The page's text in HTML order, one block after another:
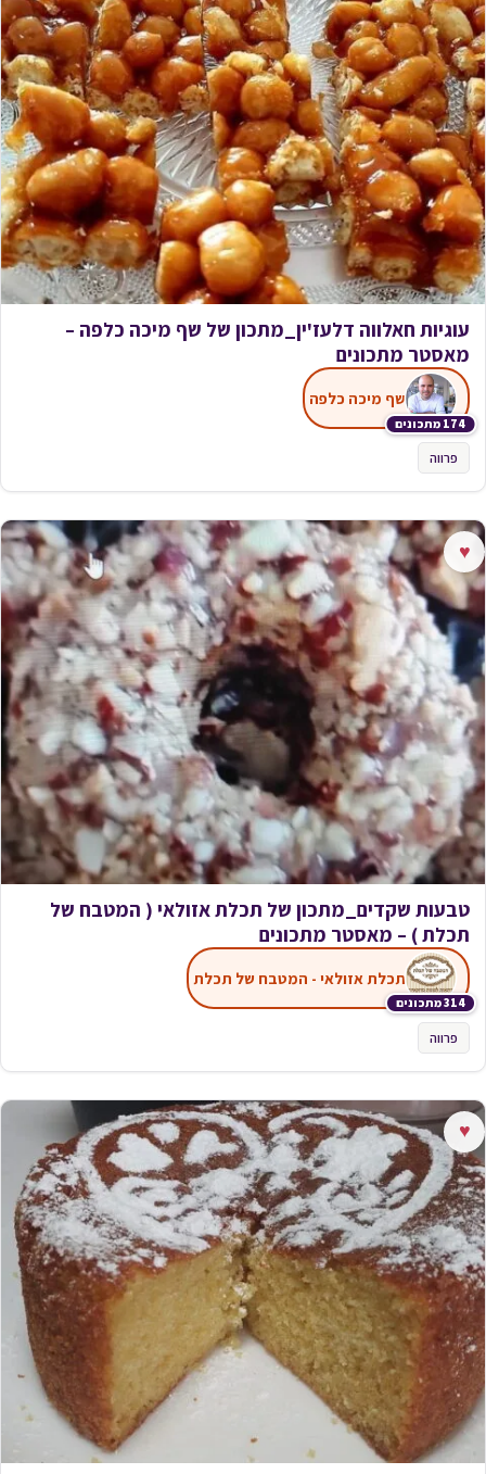
עוגיות חאלווה דלעז'ין_מתכון של שף מיכה כלפה –
מאסטר מתכונים
174 מתכונים
שף מיכה כלפה
פרווה
♥
טבעות שקדים_מתכון של תכלת אזולאי ( המטבח של
תכלת ) – מאסטר מתכונים
314 מתכונים
תכלת אזולאי - המטבח של תכלת
פרווה
♥